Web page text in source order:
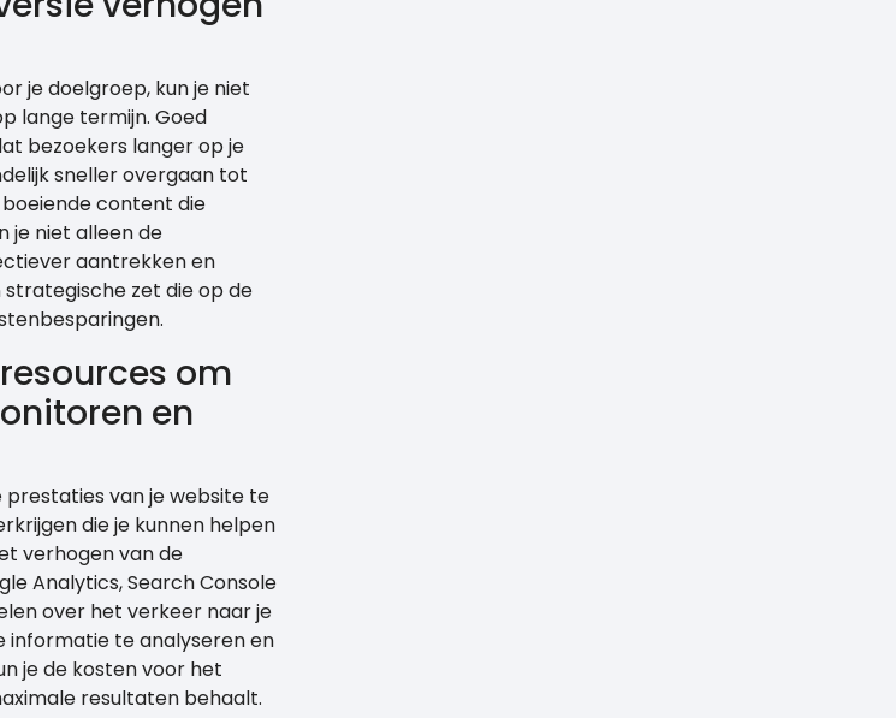
je doelgroep, kun je niet
lange termijn. Goed
bezoekers langer op je
sneller overgaan tot
content die
je niet alleen de
aantrekken en
zet die op de
om
en
van je website te
die je kunnen helpen
verhogen van de
Analytics, Search Console
over het verkeer naar je
informatie te analyseren en
je de kosten voor het
resultaten behaalt.